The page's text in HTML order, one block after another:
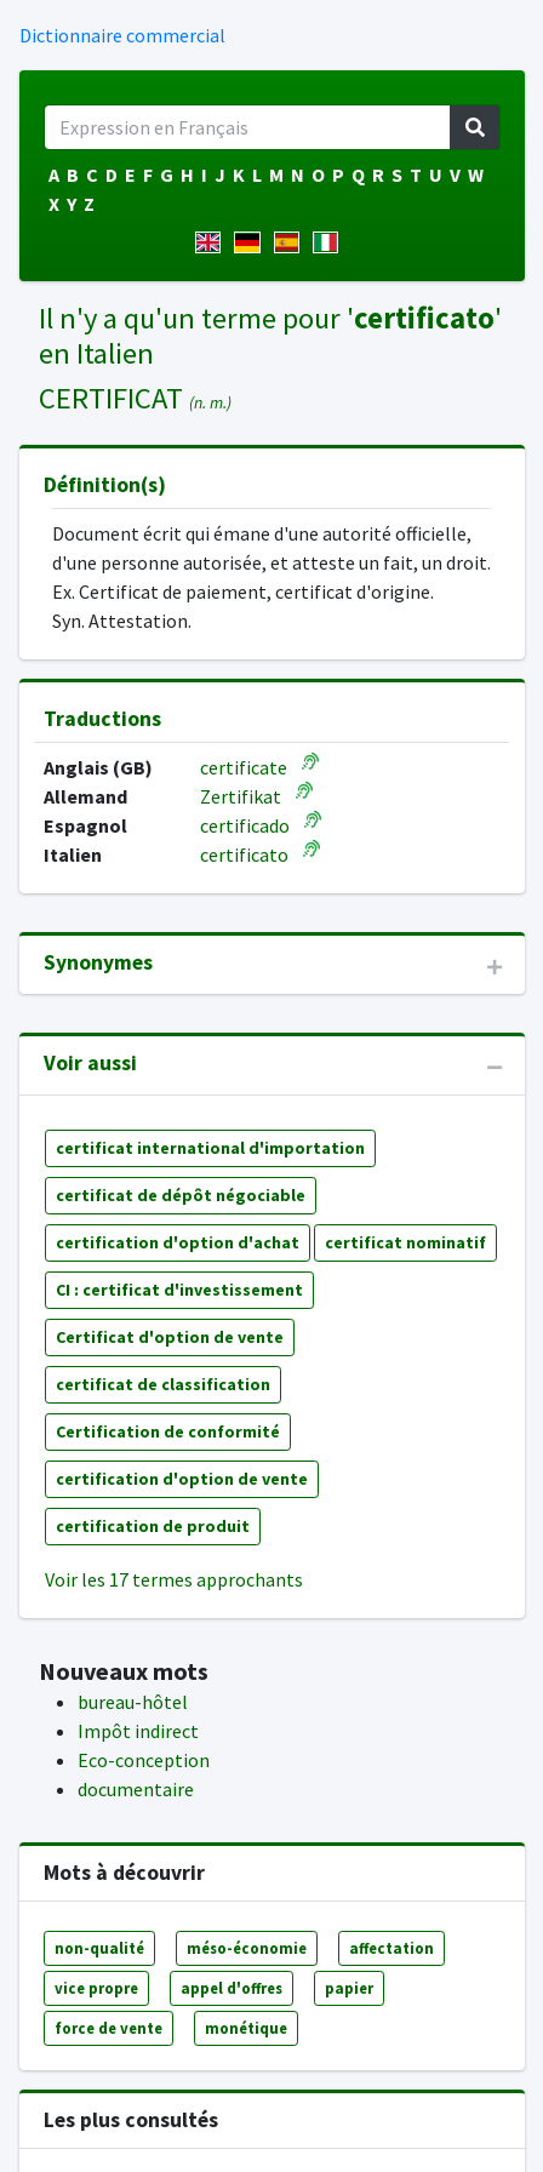
Dictionnaire commercial
A B C D E F G H I J K L M N O P Q R S T U V W
X Y Z
Il n'y a qu'un terme pour 'certificato'
en Italien
CERTIFICAT (n. m.)
Définition(s)
Document écrit qui émane d'une autorité officielle,
d'une personne autorisée, et atteste un fait, un droit.
Ex. Certificat de paiement, certificat d'origine.
Syn. Attestation.
Traductions
Anglais (GB)
certificate
Allemand
Zertifikat
Espagnol
certificado
Italien
certificato
Synonymes
Voir aussi
certificat international d'importation
certificat de dépôt négociable
certification d'option d'achat certificat nominatif
CI : certificat d'investissement
Certificat d'option de vente
certificat de classification
Certification de conformité
certification d'option de vente
certification de produit
Voir les 17 termes approchants
Nouveaux mots
bureau-hôtel
Impôt indirect
Eco-conception
documentaire
Mots à découvrir
non-qualité méso-économie affectation
vice propre appel d'offres papier
force de vente monétique
Les plus consultés